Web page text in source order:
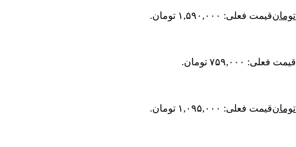
تومانقیمت فعلی: ۱,۵۹۰,۰۰۰ تومان.
قیمت فعلی: ۷۵۹,۰۰۰ تومان.
تومانقیمت فعلی: ۱,۰۹۵,۰۰۰ تومان.